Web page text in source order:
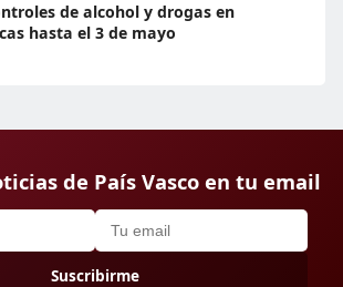
de alcohol y drogas en
hasta el 3 de mayo
de País Vasco en tu email
Suscribirme